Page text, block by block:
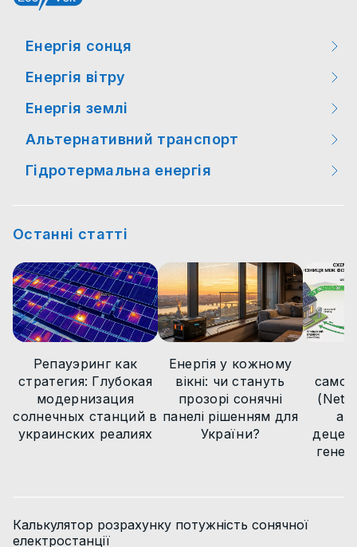
Енергія сонця
Заходи
Цікаві факти
Новини законодавства
Енергія вітру
Заходи
Цікаві факти
Новини технологій
Енергія землі
Цікаві факти
Новини технологій
Альтернативний транспорт
Заходи
Новини технологій
Статті
Новини
Гідротермальна енергія
Статті
Новини
Останні статті
Репауэринг как
стратегия: Глубокая
модернизация
солнечных станций в
украинских реалиях
Енергія у кожному
вікні: чи стануть
прозорі сонячні
панелі рішенням для
України?
(Net
Калькулятор розрахунку потужність сонячної
електростанції